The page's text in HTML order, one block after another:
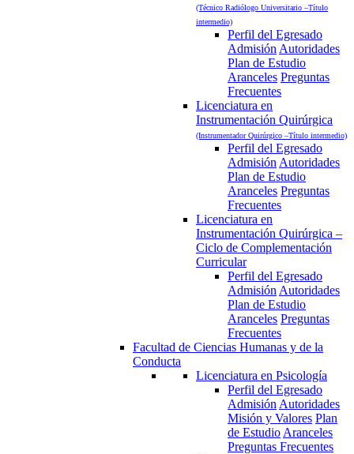
(Técnico Radiólogo Universitario –Título
intermedio)
Perfil del Egresado
AdmisiónAutoridades
Plan de Estudio
Aranceles Preguntas
Frecuentes
Licenciatura en
Instrumentación Quirúrgica
(Instrumentador Quirúrgico –Título intermedio)
Perfil del Egresado
AdmisiónAutoridades
Plan de Estudio
Aranceles Preguntas
Frecuentes
Licenciatura en
Instrumentación Quirúrgica –
Ciclo de Complementación
Curricular
Perfil del Egresado
AdmisiónAutoridades
Plan de Estudio
Aranceles Preguntas
Frecuentes
Facultad de Ciencias Humanas y de la
Conducta
Licenciatura en Psicología
Perfil del Egresado
AdmisiónAutoridades
Misión y Valores Plan
de EstudioAranceles
Preguntas Frecuentes